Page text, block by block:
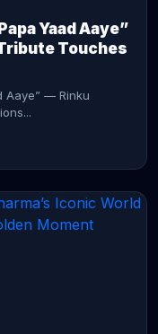
Yaad Aaye”
Touches
Aaye” — Rinku